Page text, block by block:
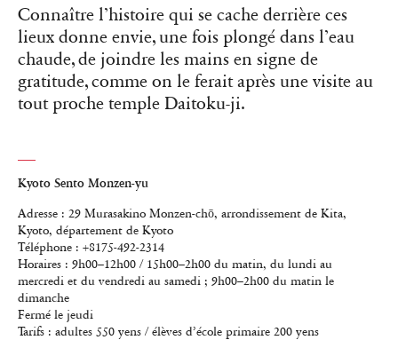
Connaître l’histoire qui se cache derrière ces
lieux donne envie, une fois plongé dans l’eau
chaude, de joindre les mains en signe de
gratitude, comme on le ferait après une visite au
tout proche temple Daitoku-ji.
Kyoto Sento Monzen-yu
Adresse : 29 Murasakino Monzen-chō, arrondissement de Kita,
Kyoto, département de Kyoto
Téléphone : +8175-492-2314
Horaires : 9h00–12h00 / 15h00–2h00 du matin, du lundi au
mercredi et du vendredi au samedi ; 9h00–2h00 du matin le
dimanche
Fermé le jeudi
Tarifs : adultes 550 yens / élèves d’école primaire 200 yens